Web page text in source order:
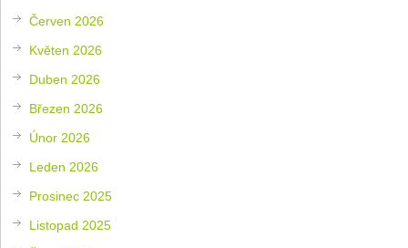
Červen 2026
Květen 2026
Duben 2026
Březen 2026
Únor 2026
Leden 2026
Prosinec 2025
Listopad 2025